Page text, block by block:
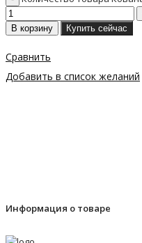
В корзину Купить сейчас
Сравнить
Добавить в список желаний
Информация о товаре